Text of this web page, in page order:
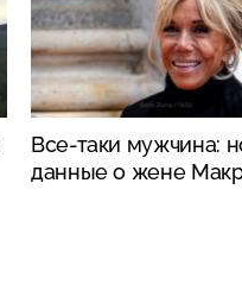
Все-таки мужчина:
данные о жене